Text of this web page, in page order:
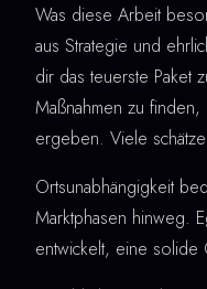
Was diese Arbeit
aus Strategie und
dir das teuerste Paket
Maßnahmen zu
ergeben. Viele
Ortsunabhängigkeit
Marktphasen hinweg.
entwickelt, eine solide